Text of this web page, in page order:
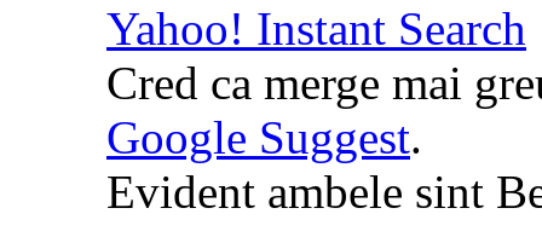
Yahoo! Instant Search
Cred ca merge mai
Google Suggest.
Evident ambele sint